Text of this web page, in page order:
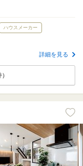
ハウスメーカー
詳細を見る